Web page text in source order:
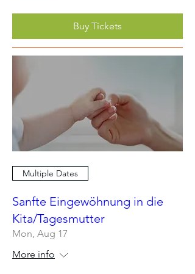
Buy Tickets
Multiple Dates
Sanfte Eingewöhnung in die
Kita/Tagesmutter
Mon, Aug 17
More info